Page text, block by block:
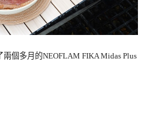
個多月的NEOFLAM FIKA Midas Plus